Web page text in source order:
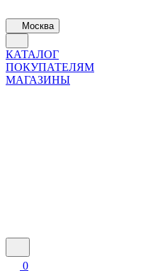
Москва
КАТАЛОГ
ПОКУПАТЕЛЯМ
МАГАЗИНЫ
0